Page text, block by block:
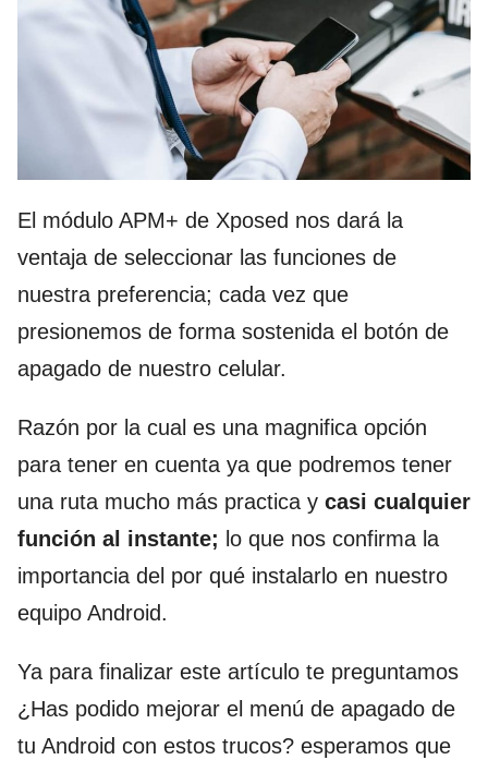
El módulo APM+ de Xposed nos dará la
ventaja de seleccionar las funciones de
nuestra preferencia; cada vez que
presionemos de forma sostenida el botón de
apagado de nuestro celular.
Razón por la cual es una magnifica opción
para tener en cuenta ya que podremos tener
una ruta mucho más practica y casi cualquier
función al instante; lo que nos confirma la
importancia del por qué instalarlo en nuestro
equipo Android.
Ya para finalizar este artículo te preguntamos
¿Has podido mejorar el menú de apagado de
tu Android con estos trucos? esperamos que